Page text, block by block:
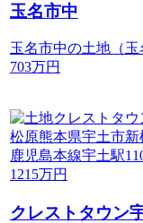
玉名市中
玉名市中の土地（玉
703万円
クレストタウン